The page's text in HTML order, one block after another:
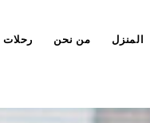
المنزل من نحن